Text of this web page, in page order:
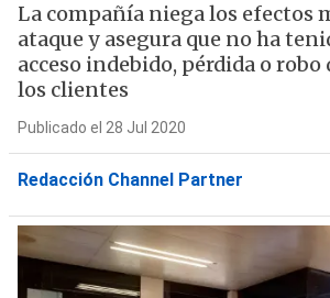
La compañía niega los efectos
ataque y asegura que no ha
acceso indebido, pérdida o robo
los clientes
Publicado el 28 Jul 2020
Redacción Channel Partner